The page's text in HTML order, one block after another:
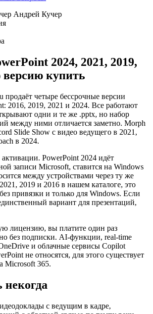
Андрей Кучер
2024, 2021, 2019,
купить
продаёт четыре бессрочные версии
2016, 2019, 2021 и 2024. Все работают
одни и те же .pptx, но набор
между ними отличается заметно. Morph
Slide Show с видео ведущего в 2021,
в 2024.
PowerPoint 2024 идёт
записи Microsoft, ставится на Windows
между устройствами через ту же
2019 и 2016 в нашем каталоге, это
привязки и только для Windows. Если
вариант для презентаций,
лицензию, вы платите один раз
без подписки. AI-функции, real-time
и облачные сервисы Copilot
не относятся, для этого существует
Microsoft 365.
некогда
с ведущим в кадре,